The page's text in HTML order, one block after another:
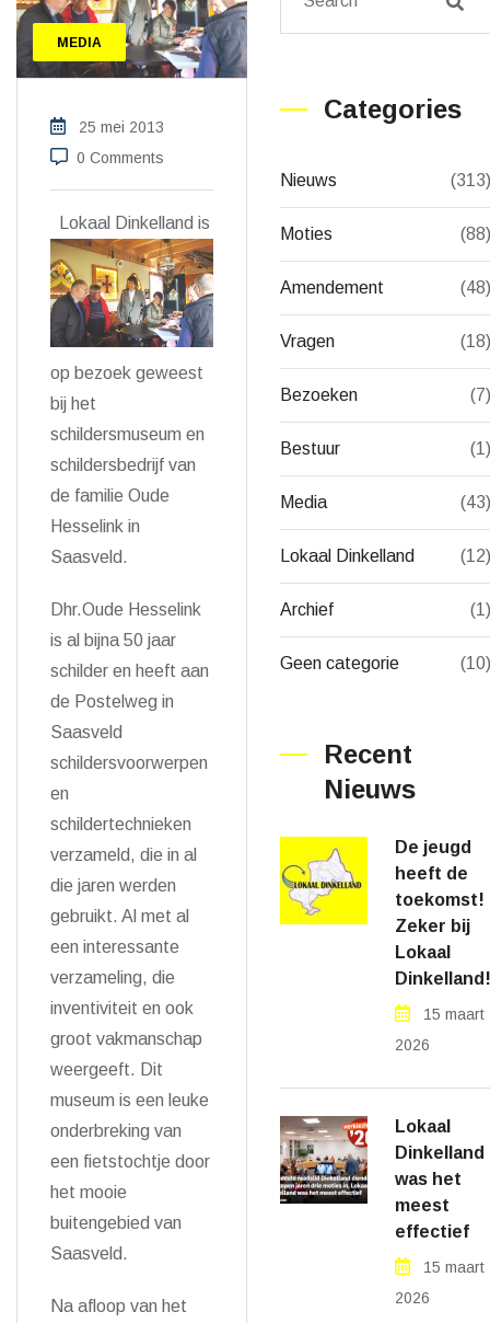
MEDIA
25 mei 2013
0 Comments
Lokaal Dinkelland is
op bezoek geweest
bij het
schildersmuseum en
schildersbedrijf van
de familie Oude
Hesselink in
Saasveld.
Dhr.Oude Hesselink
is al bijna 50 jaar
schilder en heeft aan
de Postelweg in
Saasveld
schildersvoorwerpen
en
schildertechnieken
verzameld, die in al
die jaren werden
gebruikt. Al met al
een interessante
verzameling, die
inventiviteit en ook
groot vakmanschap
weergeeft. Dit
museum is een leuke
onderbreking van
een fietstochtje door
het mooie
buitengebied van
Saasveld.
Na afloop van het
Categories
Nieuws (313)
Moties (88)
Amendement (48)
Vragen (18)
Bezoeken (7)
Bestuur (1)
Media (43)
Lokaal Dinkelland (12)
Archief (1)
Geen categorie (10)
Recent
Nieuws
De jeugd
heeft de
toekomst!
Zeker bij
Lokaal
Dinkelland!
15 maart
2026
Lokaal
Dinkelland
was het
meest
effectief
15 maart
2026